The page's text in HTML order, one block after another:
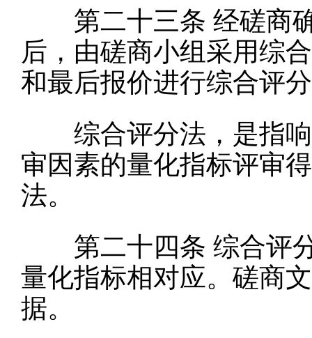
第二十三条 经磋商
后，由磋商小组采用综
和最后报价进行综合评
综合评分法，是指响
审因素的量化指标评审
法。
第二十四条 综合评
量化指标相对应。磋商
据。